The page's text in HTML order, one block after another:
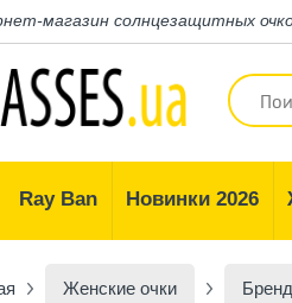
магазин солнцезащитных
Ray Ban Новинки 2026
Женские очки